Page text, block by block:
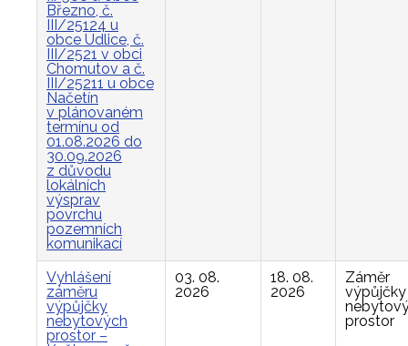
Březno, č.
III/25124 u
obce Údlice, č.
III/2521 v obci
Chomutov a č.
III/25211 u obce
Načetín
v plánovaném
termínu od
01.08.2026 do
30.09.2026
z důvodu
lokálních
výsprav
povrchu
pozemních
komunikací
Vyhlášení
záměru
výpůjčky
nebytových
prostor –
03. 08.
2026
18. 08.
2026
Záměr
výpůjčky
prostor